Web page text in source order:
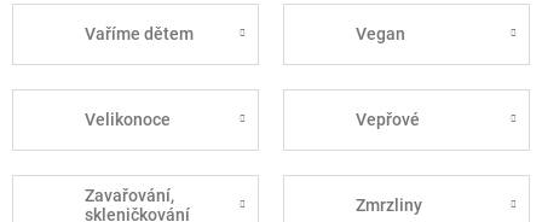
Vaříme dětem Vegan
Velikonoce Vepřové
Zavařování,
skleničkování
Zmrzliny